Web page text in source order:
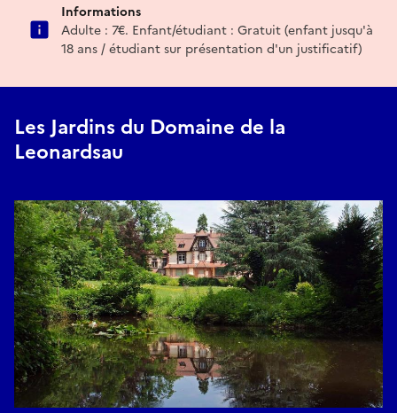
Informations
Adulte : 7€. Enfant/étudiant : Gratuit (enfant jusqu'à
18 ans / étudiant sur présentation d'un justificatif)
Les Jardins du Domaine de la
Leonardsau